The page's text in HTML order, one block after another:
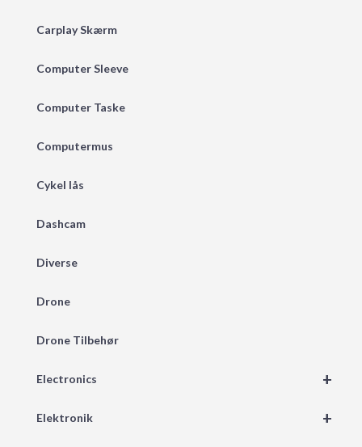
Carplay Skærm
Computer Sleeve
Computer Taske
Computermus
Cykel lås
Dashcam
Diverse
Drone
Drone Tilbehør
+
Electronics
+
Elektronik